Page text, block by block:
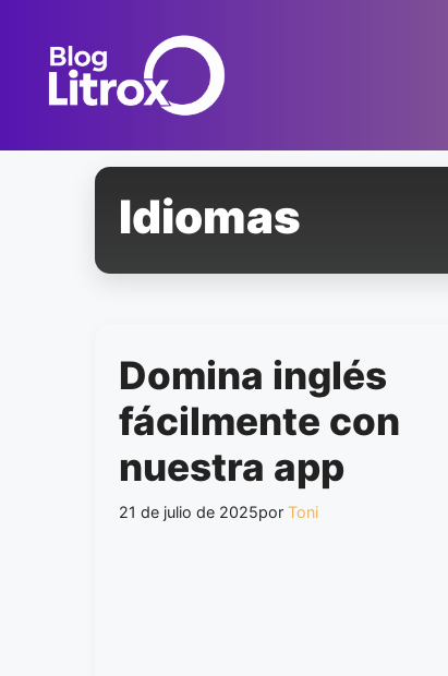
contenido
Idiomas
Domina inglés
fácilmente con
nuestra app
21 de julio de 2025por Toni